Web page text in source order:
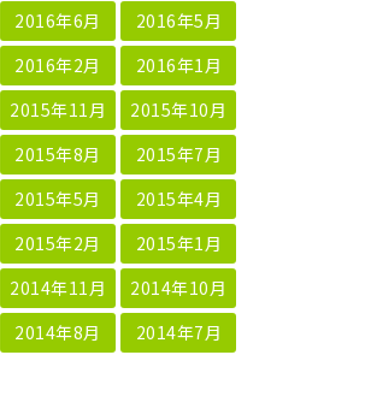
2016年6月
2016年5月
2016年2月
2016年1月
2015年11月
2015年10月
2015年8月
2015年7月
2015年5月
2015年4月
2015年2月
2015年1月
2014年11月
2014年10月
2014年8月 2014年7月